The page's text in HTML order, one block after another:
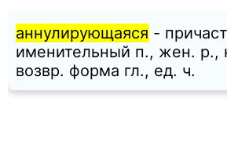
аннулирующаяся -
именительный п., жен. p.,
возвр. форма гл., ед. ч.